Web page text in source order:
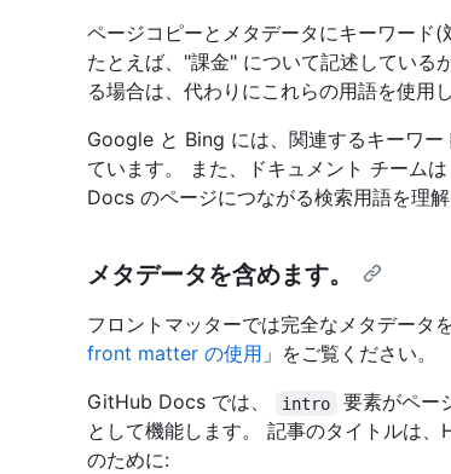
ページコピーとメタデータにキーワード(
たとえば、"課金" について記述してい
る場合は、代わりにこれらの用語を使用し
Google と Bing には、関連するキーワ
ています。 また、ドキュメント チーム
Docs のページにつながる検索用語を理解
メタデータを含めます。
フロントマッターでは完全なメタデータ
front matter の使用 」をご覧ください。
GitHub Docs では、
intro
要素がペー
として機能します。 記事のタイトルは
のために: